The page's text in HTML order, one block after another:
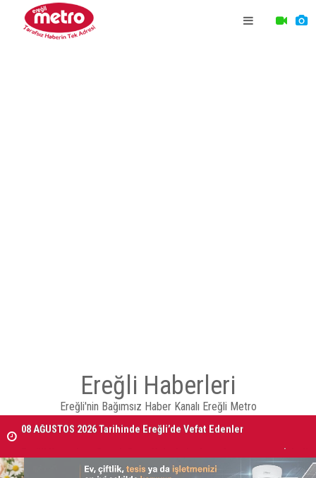
Ereğli Haberleri
Ereğli'nin Bağımsız Haber Kanalı Ereğli Metro
08 AĞUSTOS 2026 Tarihinde Ereğli’de Vefat Edenler
Ereğli Kaymakam Genel, Genç Voleybolcuların Antrenmanını İzledi